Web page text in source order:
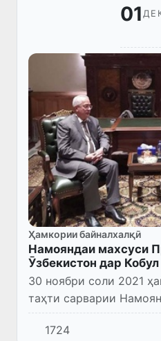
01
Ҳамкории байналхалқӣ
Намояндаи махсуси
Ӯзбекистон дар
30 ноябри соли 2021
таҳти сарварии
Президенти Ҷумҳурии
Афғонистон Исматулло
1724